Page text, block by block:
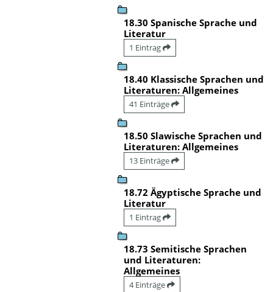
18.30 Spanische Sprache und
Literatur
1 Eintrag
18.40 Klassische Sprachen und
Literaturen: Allgemeines
41 Einträge
18.50 Slawische Sprachen und
Literaturen: Allgemeines
13 Einträge
18.72 Ägyptische Sprache und
Literatur
1 Eintrag
18.73 Semitische Sprachen
und Literaturen:
Allgemeines
4 Einträge